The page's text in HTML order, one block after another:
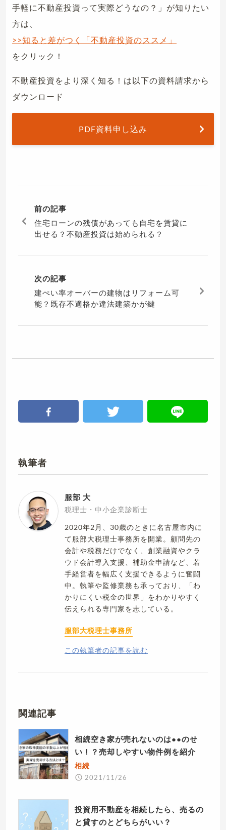
手軽に不動産投資って実際どうなの？」が知りたい
方は、
>>知ると差がつく「不動産投資のススメ」
をクリック！
不動産投資をより深く知る！は以下の資料請求から
ダウンロード
PDF資料申し込み
前の記事
住宅ローンの残債があっても自宅を賃貸に
出せる？不動産投資は始められる？
次の記事
建ぺい率オーバーの建物はリフォーム可
能？既存不適格か違法建築かが鍵
執筆者
服部 大
税理士・中小企業診断士
2020年2月、30歳のときに名古屋市内に
て服部大税理士事務所を開業。顧問先の
会計や税務だけでなく、創業融資やクラ
ウド会計導入支援、補助金申請など、若
手経営者を幅広く支援できるように奮闘
中。執筆や監修業務も承っており、「わ
かりにくい税金の世界」をわかりやすく
伝えられる専門家を志している。
服部大税理士事務所
この執筆者の記事を読む
関連記事
相続空き家が売れないのは●●のせ
い！？売却しやすい物件例を紹介
相続
2021/11/26
投資用不動産を相続したら、売るの
と貸すのとどちらがいい？